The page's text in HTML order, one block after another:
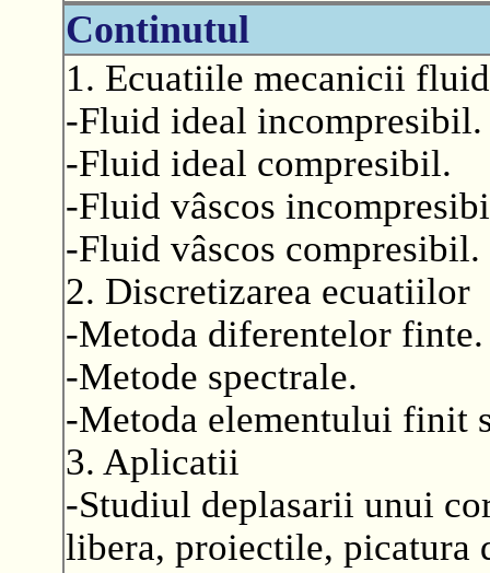
Continutul
1. Ecuatiile mecanicii
-Fluid ideal incompresibil.
-Fluid ideal compresibil.
-Fluid vâscos
-Fluid vâscos compresibil.
2. Discretizarea ecuatiilor
-Metoda diferentelor finte.
-Metode spectrale.
-Metoda elementului finit
3. Aplicatii
-Studiul deplasarii unui
libera, proiectile, picatura